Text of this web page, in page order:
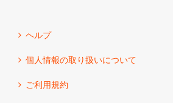
ヘルプ
個人情報の取り扱いについて
ご利用規約